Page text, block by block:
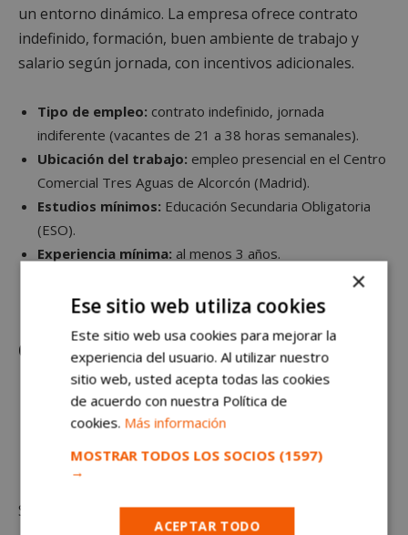
un entorno dinámico. La empresa ofrece contrato
indefinido, formación, buen ambiente de trabajo y
salario según jornada, con incentivos adicionales.
Tipo de empleo: contrato indefinido, jornada
indiferente (vacantes de 21 a 38 horas semanales).
Ubicación del trabajo: empleo presencial en el Centro
Comercial Tres Aguas de Alcorcón (Madrid).
Estudios mínimos: Educación Secundaria Obligatoria
(ESO).
Experiencia mínima: al menos 3 años.
Número de vacantes:5.
Ofrecemos:
Proyecto estable.
Formación.
Salario según jornada + incentivos.
Si te interesa, inscríbete en la oferta.
×
Ese sitio web utiliza cookies
Este sitio web usa cookies para mejorar la
experiencia del usuario. Al utilizar nuestro
sitio web, usted acepta todas las cookies
de acuerdo con nuestra Política de
cookies. Más información
MOSTRAR TODOS LOS SOCIOS (1597)
→
ACEPTAR TODO